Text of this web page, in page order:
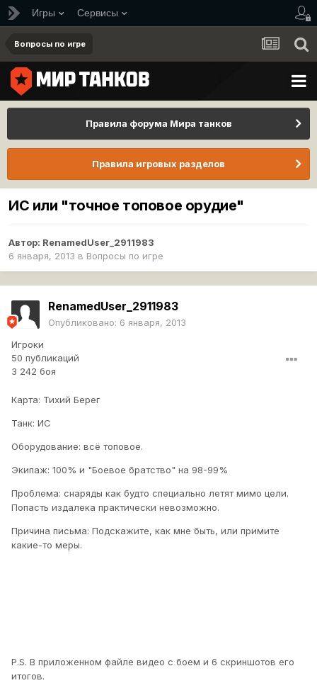
Игры Сервисы
Вопросы по игре
Правила форума Мира танков
Правила игровых разделов
ИС или "точное топовое орудие"
Автор: RenamedUser_2911983
6 января, 2013 в Вопросы по игре
RenamedUser_2911983
Опубликовано: 6 января, 2013
Игроки
50 публикаций
3 242 боя
Карта: Тихий Берег
Танк: ИС
Оборудование: всё топовое.
Экипаж: 100% и "Боевое братство" на 98-99%
Проблема: снаряды как будто специально летят мимо цели.
Попасть издалека практически невозможно.
Причина письма: Подскажите, как мне быть, или примите
какие-то меры.
P.S. В приложенном файле видео с боем и 6 скриншотов его
итогов.